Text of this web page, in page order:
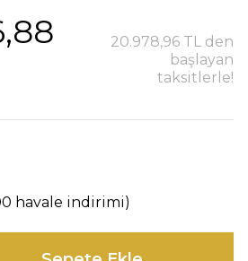
20.978,96 TL den
başlayan
taksitlerle!
havale indirimi)